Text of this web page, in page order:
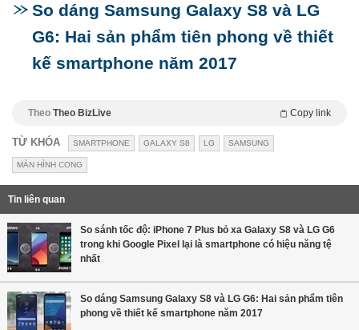
So dáng Samsung Galaxy S8 và LG
G6: Hai sản phẩm tiên phong về thiết
kế smartphone năm 2017
Theo Theo BizLive Copy link
TỪ KHÓA SMARTPHONE GALAXY S8 LG SAMSUNG
MÀN HÌNH CONG
Tin liên quan
So sánh tốc độ: iPhone 7 Plus bỏ xa Galaxy S8 và LG G6
trong khi Google Pixel lại là smartphone có hiệu năng tệ
nhất
So dáng Samsung Galaxy S8 và LG G6: Hai sản phẩm tiên
phong về thiết kế smartphone năm 2017